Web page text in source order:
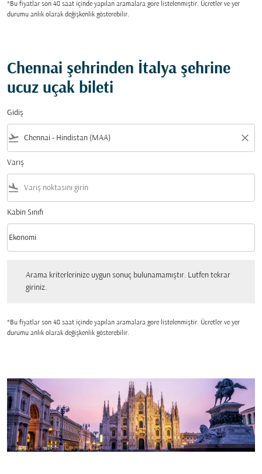
*Bu fiyatlar son 48 saat içinde yapılan aramalara gore listelenmiştir. Ücretler ve yer
durumu anlık olarak değişkenlik gösterebilir.
Chennai şehrinden İtalya şehrine
ucuz uçak bileti
Gidiş
flight_takeoff close
Varış
flight_land
Kabin Sınıfı
Kabin Sınıfı option Ekonomi Selected
Ekonomi
keyboard_arrow_down
Arama kriterlerinize uygun sonuç bulunamamıştır. Lutfen tekrar
giriniz.
*Bu fiyatlar son 48 saat içinde yapılan aramalara gore listelenmiştir. Ücretler ve yer
durumu anlık olarak değişkenlik gösterebilir.